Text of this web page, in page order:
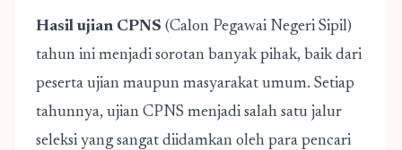
Hasil ujian CPNS (Calon Pegawai Negeri Sipil)
tahun ini menjadi sorotan banyak pihak, baik dari
peserta ujian maupun masyarakat umum. Setiap
tahunnya, ujian CPNS menjadi salah satu jalur
seleksi yang sangat diidamkan oleh para pencari